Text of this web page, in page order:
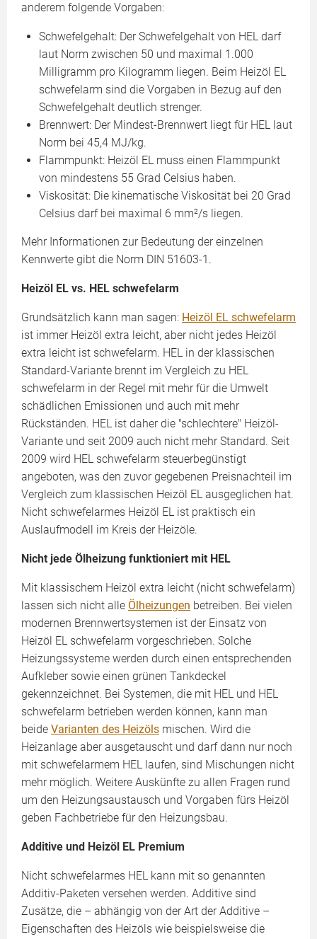
anderem folgende Vorgaben:
Schwefelgehalt: Der Schwefelgehalt von HEL darf
laut Norm zwischen 50 und maximal 1.000
Milligramm pro Kilogramm liegen. Beim Heizöl EL
schwefelarm sind die Vorgaben in Bezug auf den
Schwefelgehalt deutlich strenger.
Brennwert: Der Mindest-Brennwert liegt für HEL laut
Norm bei 45,4 MJ/kg.
Flammpunkt: Heizöl EL muss einen Flammpunkt
von mindestens 55 Grad Celsius haben.
Viskosität: Die kinematische Viskosität bei 20 Grad
Celsius darf bei maximal 6 mm²/s liegen.
Mehr Informationen zur Bedeutung der einzelnen
Kennwerte gibt die Norm DIN 51603-1.
Heizöl EL vs. HEL schwefelarm
Grundsätzlich kann man sagen: Heizöl EL schwefelarm
ist immer Heizöl extra leicht, aber nicht jedes Heizöl
extra leicht ist schwefelarm. HEL in der klassischen
Standard-Variante brennt im Vergleich zu HEL
schwefelarm in der Regel mit mehr für die Umwelt
schädlichen Emissionen und auch mit mehr
Rückständen. HEL ist daher die "schlechtere" Heizöl-
Variante und seit 2009 auch nicht mehr Standard. Seit
2009 wird HEL schwefelarm steuerbegünstigt
angeboten, was den zuvor gegebenen Preisnachteil im
Vergleich zum klassischen Heizöl EL ausgeglichen hat.
Nicht schwefelarmes Heizöl EL ist praktisch ein
Auslaufmodell im Kreis der Heizöle.
Nicht jede Ölheizung funktioniert mit HEL
Mit klassischem Heizöl extra leicht (nicht schwefelarm)
lassen sich nicht alle Ölheizungen betreiben. Bei vielen
modernen Brennwertsystemen ist der Einsatz von
Heizöl EL schwefelarm vorgeschrieben. Solche
Heizungssysteme werden durch einen entsprechenden
Aufkleber sowie einen grünen Tankdeckel
gekennzeichnet. Bei Systemen, die mit HEL und HEL
schwefelarm betrieben werden können, kann man
beide Varianten des Heizöls mischen. Wird die
Heizanlage aber ausgetauscht und darf dann nur noch
mit schwefelarmem HEL laufen, sind Mischungen nicht
mehr möglich. Weitere Auskünfte zu allen Fragen rund
um den Heizungsaustausch und Vorgaben fürs Heizöl
geben Fachbetriebe für den Heizungsbau.
Additive und Heizöl EL Premium
Nicht schwefelarmes HEL kann mit so genannten
Additiv-Paketen versehen werden. Additive sind
Zusätze, die – abhängig von der Art der Additive –
Eigenschaften des Heizöls wie beispielsweise die